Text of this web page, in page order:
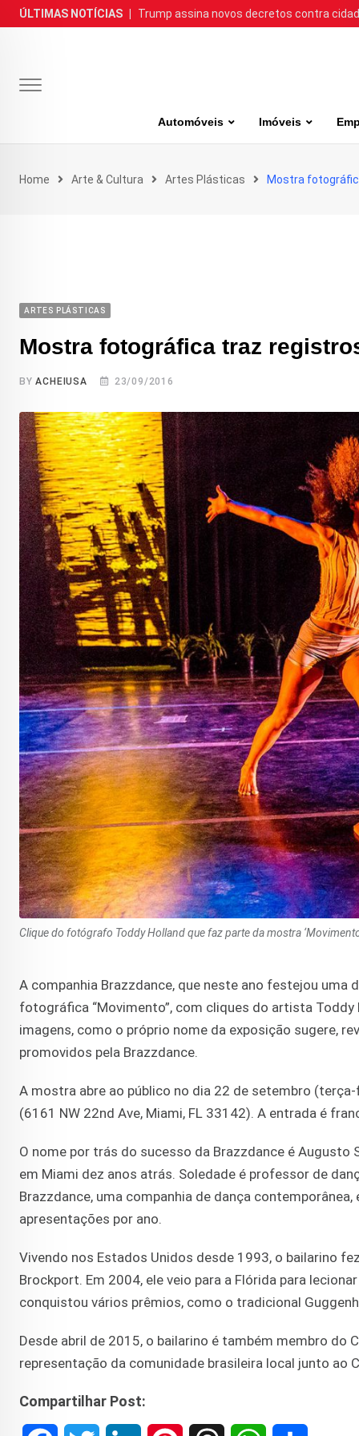
Skip
to
ÚLTIMAS NOTÍCIAS Trump assina novos decretos contra
Automóveis Imóveis
Home Arte & Cultura Artes Plásticas Mostra
ARTES PLÁSTICAS
Mostra fotográfica traz
BYACHEIUSA 23/09/2016
Clique do fotógrafo Toddy Holland que faz parte da mostra
A companhia Brazzdance, que neste ano festejou
fotográfica “Movimento”, com cliques do artista
imagens, como o próprio nome da exposição sugere,
promovidos pela Brazzdance.
A mostra abre ao público no dia 22 de setembro
(6161 NW 22nd Ave, Miami, FL 33142). A entrada é
O nome por trás do sucesso da Brazzdance é Augusto
em Miami dez anos atrás. Soledade é professor de
Brazzdance, uma companhia de dança
apresentações por ano.
Vivendo nos Estados Unidos desde 1993, o bailarino
Brockport. Em 2004, ele veio para a Flórida para
conquistou vários prêmios, como o tradicional
Desde abril de 2015, o bailarino é também membro do
representação da comunidade brasileira local junto ao
Compartilhar Post: